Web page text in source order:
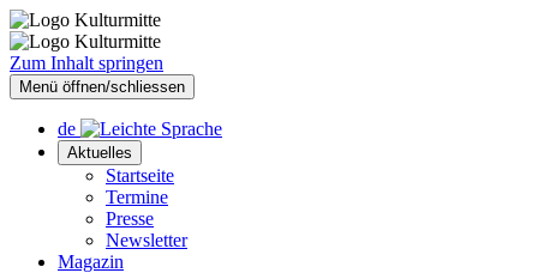
Zum Inhalt springen
Menü öffnen/schliessen
de
Aktuelles
Startseite
Termine
Presse
Newsletter
Magazin